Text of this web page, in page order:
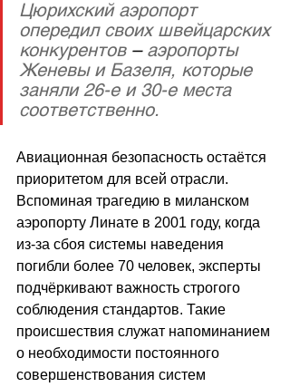
Цюрихский аэропорт
опередил своих швейцарских
конкурентов – аэропорты
Женевы и Базеля, которые
заняли 26-е и 30-е места
соответственно.
Авиационная безопасность остаётся
приоритетом для всей отрасли.
Вспоминая трагедию в миланском
аэропорту Линате в 2001 году, когда
из-за сбоя системы наведения
погибли более 70 человек, эксперты
подчёркивают важность строгого
соблюдения стандартов. Такие
происшествия служат напоминанием
о необходимости постоянного
совершенствования систем